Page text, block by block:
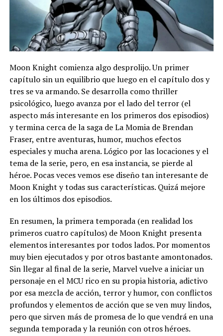
Moon Knight comienza algo desprolijo. Un primer
capítulo sin un equilibrio que luego en el capítulo dos y
tres se va armando. Se desarrolla como thriller
psicológico, luego avanza por el lado del terror (el
aspecto más interesante en los primeros dos episodios)
y termina cerca de la saga de La Momia de Brendan
Fraser, entre aventuras, humor, muchos efectos
especiales y mucha arena. Lógico por las locaciones y el
tema de la serie, pero, en esa instancia, se pierde al
héroe. Pocas veces vemos ese diseño tan interesante de
Moon Knight y todas sus características. Quizá mejore
en los últimos dos episodios.
En resumen, la primera temporada (en realidad los
primeros cuatro capítulos) de Moon Knight presenta
elementos interesantes por todos lados. Por momentos
muy bien ejecutados y por otros bastante amontonados.
Sin llegar al final de la serie, Marvel vuelve a iniciar un
personaje en el MCU rico en su propia historia, adictivo
por esa mezcla de acción, terror y humor, con conflictos
profundos y elementos de acción que se ven muy lindos,
pero que sirven más de promesa de lo que vendrá en una
segunda temporada y la reunión con otros héroes.